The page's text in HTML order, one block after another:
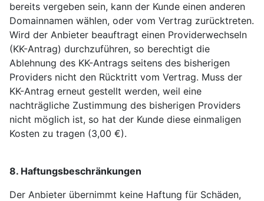
bereits vergeben sein, kann der Kunde einen anderen
Domainnamen wählen, oder vom Vertrag zurücktreten.
Wird der Anbieter beauftragt einen Providerwechseln
(KK-Antrag) durchzuführen, so berechtigt die
Ablehnung des KK-Antrags seitens des bisherigen
Providers nicht den Rücktritt vom Vertrag. Muss der
KK-Antrag erneut gestellt werden, weil eine
nachträgliche Zustimmung des bisherigen Providers
nicht möglich ist, so hat der Kunde diese einmaligen
Kosten zu tragen (3,00 €).
8. Haftungsbeschränkungen
Der Anbieter übernimmt keine Haftung für Schäden,